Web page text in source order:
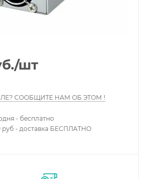
/шт
СООБЩИТЕ НАМ ОБ ЭТОМ !
- бесплатно
руб - доставка БЕСПЛАТНО